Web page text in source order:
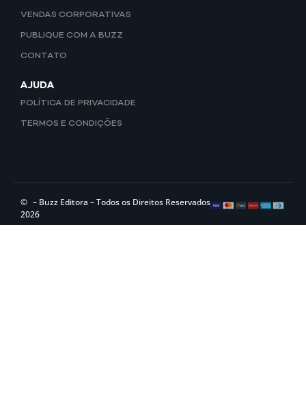
VENDAS CORPORATIVAS
PUBLIQUE COM A BUZZ
CONTATO
AJUDA
POLÍTICA DE PRIVACIDADE
TERMOS E CONDIÇÕES
©
2026
– Buzz Editora – Todos os Direitos Reservados